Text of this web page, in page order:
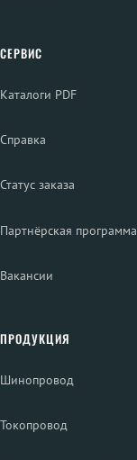
СЕРВИС
Каталоги PDF
Справка
Статус заказа
Партнёрская программа
Вакансии
ПРОДУКЦИЯ
Шинопровод
Токопровод